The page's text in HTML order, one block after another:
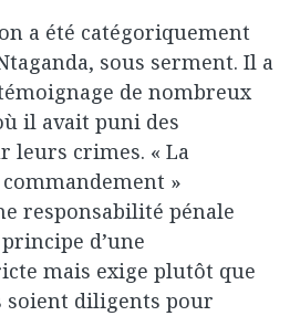
a été catégoriquement
sous serment. Il a
de nombreux
il avait puni des
leurs crimes. « La
»
responsabilité pénale
d’une
mais exige plutôt que
soient diligents pour